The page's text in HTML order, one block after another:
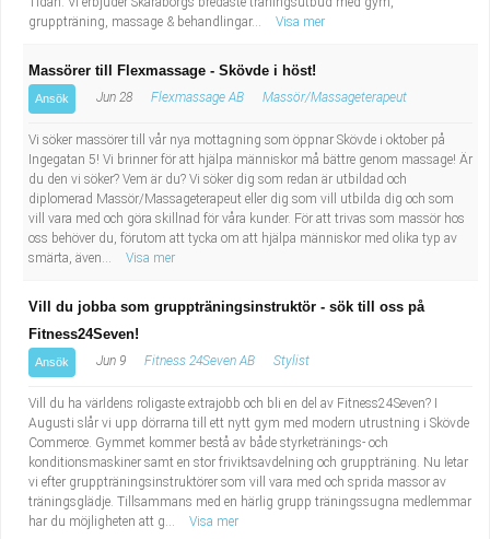
gruppträning, massage & behandlingar...
Visa mer
Massörer till Flexmassage - Skövde i höst!
Ansök Jun 28 Flexmassage AB Massör/Massageterapeut
Vi söker massörer till vår nya mottagning som öppnar Skövde i oktober på
Ingegatan 5! Vi brinner för att hjälpa människor må bättre genom massage! Är
du den vi söker? Vem är du? Vi söker dig som redan är utbildad och
diplomerad Massör/Massageterapeut eller dig som vill utbilda dig och som
vill vara med och göra skillnad för våra kunder. För att trivas som massör hos
oss behöver du, förutom att tycka om att hjälpa människor med olika typ av
smärta, även...
Visa mer
Vill du jobba som gruppträningsinstruktör - sök till oss på
Fitness24Seven!
Ansök Jun 9 Fitness 24Seven AB Stylist
Vill du ha världens roligaste extrajobb och bli en del av Fitness24Seven? I
Augusti slår vi upp dörrarna till ett nytt gym med modern utrustning i Skövde
Commerce. Gymmet kommer bestå av både styrketränings- och
konditionsmaskiner samt en stor friviktsavdelning och gruppträning. Nu letar
vi efter gruppträningsinstruktörer som vill vara med och sprida massor av
träningsglädje. Tillsammans med en härlig grupp träningssugna medlemmar
har du möjligheten att g...
Visa mer